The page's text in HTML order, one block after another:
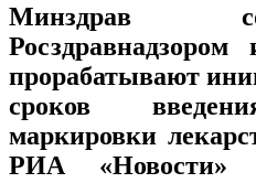
Минздрав
прорабатывают
сроков
маркировки
РИА